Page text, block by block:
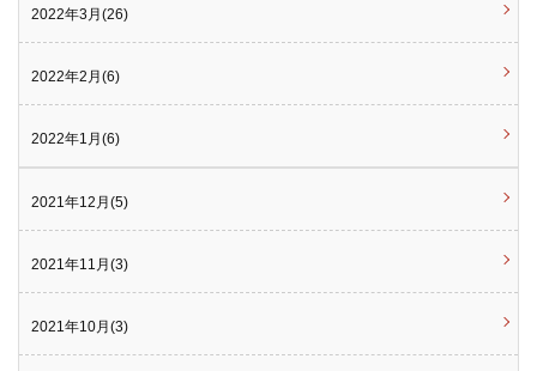
2022年3月(26)
2022年2月(6)
2022年1月(6)
2021年12月(5)
2021年11月(3)
2021年10月(3)